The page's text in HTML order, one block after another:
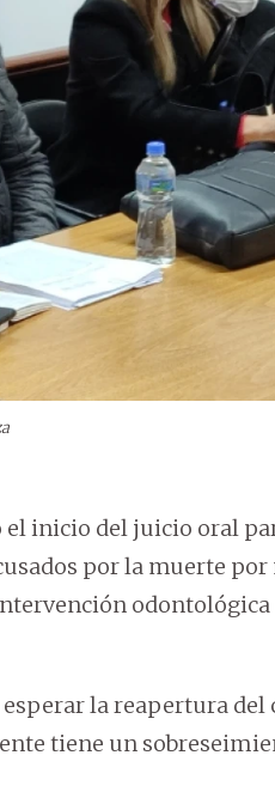
el inicio del juicio oral
por la muerte
la reapertura del
tiene un